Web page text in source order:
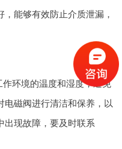
能够有效防止介质泄漏，
环境的温度和湿度，避免
电磁阀进行清洁和保养，以
出现故障，要及时联系